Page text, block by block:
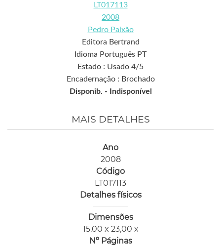
LT017113
2008
Pedro Paixão
Editora Bertrand
Idioma Português PT
Estado : Usado 4/5
Encadernação : Brochado
Disponib. -
Indisponível
MAIS DETALHES
Ano
2008
Código
LT017113
Detalhes físicos
Dimensões
15,00 x 23,00 x
Nº Páginas